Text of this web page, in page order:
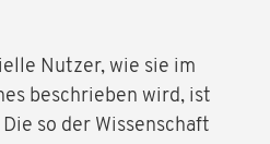
Nutzer, wie sie im
beschrieben wird, ist
so der Wissenschaft